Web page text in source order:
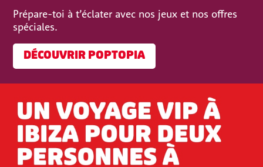
Prépare-toi à t’éclater avec nos jeux et nos offres
spéciales.
DÉCOUVRIR POPTOPIA